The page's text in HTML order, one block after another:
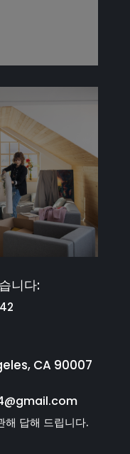
니다:
CA 90007
해 답해 드립니다.